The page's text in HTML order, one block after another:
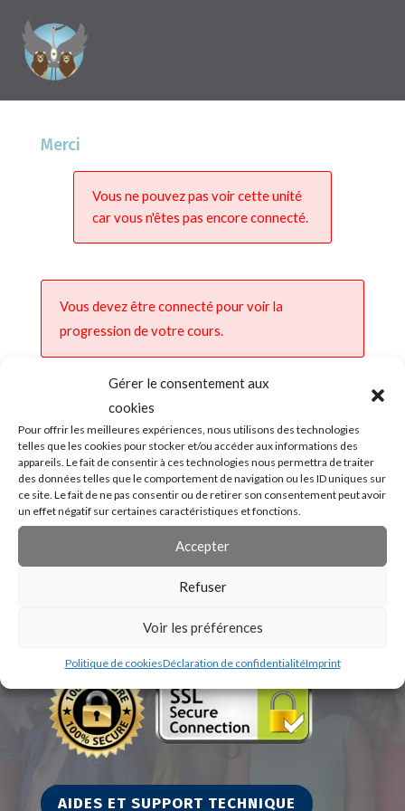
Gérer le consentement aux
cookies
Pour offrir les meilleures expériences, nous utilisons des technologies
telles que les cookies pour stocker et/ou accéder aux informations des
appareils. Le fait de consentir à ces technologies nous permettra de traiter
des données telles que le comportement de navigation ou les ID uniques sur
ce site. Le fait de ne pas consentir ou de retirer son consentement peut avoir
un effet négatif sur certaines caractéristiques et fonctions.
Accepter
Refuser
Voir les préférences
Politique de cookiesDéclaration de confidentialitéImprint
Merci
Vous ne pouvez pas voir cette unité
car vous n'êtes pas encore connecté.
Vous devez être connecté pour voir la
progression de votre cours.
AIDES ET SUPPORT TECHNIQUE